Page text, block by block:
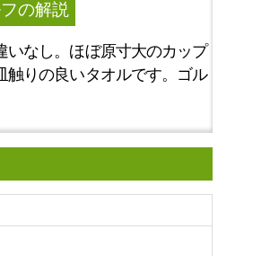
の解説
いなし。ほぼ原寸大のカップ
触りの良いタオルです。ゴル